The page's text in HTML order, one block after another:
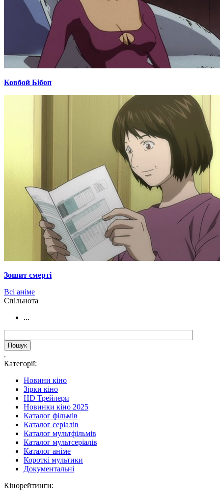
Ковбой Бібоп
Зошит смерті
Всі аніме
Cпільнота
...
.
Категорії:
Новини кіно
Зірки кіно
HD Трейлери
Новинки кіно 2025
Каталог фільмів
Каталог серіалів
Каталог мультфільмів
Каталог мультсеріалів
Каталог аніме
Короткі мультики
Документальні
Кінорейтинги: